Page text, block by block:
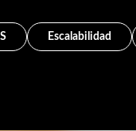
Escalabilidad